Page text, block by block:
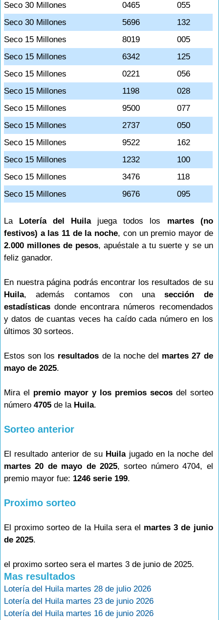
Seco 30 Millones
0465
055
Seco 30 Millones
5696
132
Seco 15 Millones
8019
005
Seco 15 Millones
6342
125
Seco 15 Millones
0221
056
Seco 15 Millones
1198
028
Seco 15 Millones
9500
077
Seco 15 Millones
2737
050
Seco 15 Millones
9522
162
Seco 15 Millones
1232
100
Seco 15 Millones
3476
118
Seco 15 Millones
9676 095
La Lotería del Huilajuega todos los martes (no
festivos) a las 11 de la noche, con un premio mayor de
2.000 millones de pesos, apuéstale a tu suerte y se un
feliz ganador.
En nuestra página podrás encontrar los resultados de su
Huila, además contamos con unasección de
estadísticas donde encontrara números recomendados
y datos de cuantas veces ha caído cada número en los
últimos 30 sorteos.
Estos son los resultados de la noche del martes 27 de
mayo de 2025.
Mira el premio mayor y los premios secosdel sorteo
número 4705 de la Huila.
Sorteo anterior
El resultado anterior de su Huilajugado en la noche del
martes 20 de mayo de 2025, sorteo número 4704, el
premio mayor fue: 1246 serie 199.
Proximo sorteo
El proximo sorteo de la Huila sera el martes 3 de junio
de 2025.
el proximo sorteo sera el martes 3 de junio de 2025.
Mas resultados
Lotería del Huila martes 28 de julio 2026
Lotería del Huila martes 23 de junio 2026
Lotería del Huila martes 16 de junio 2026